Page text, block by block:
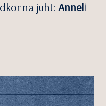
juht: Anneli